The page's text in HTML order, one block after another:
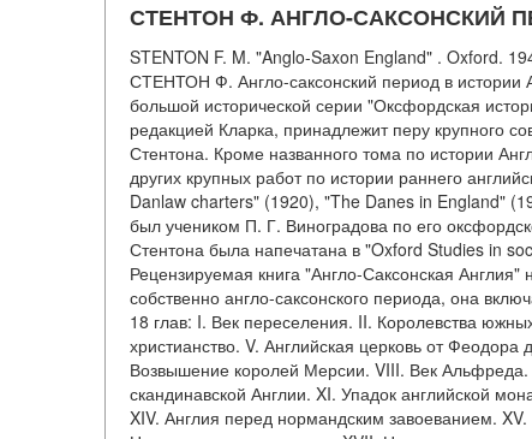
СТЕНТОН Ф. АНГЛО-САКСОНСКИЙ
STENTON F. M. "Anglo-Saxon England" . Oxford.
СТЕНТОН Ф. Англо-саксонский период в
большой исторической серии "Оксфордская
редакцией Кларка, принадлежит перу крупного
Стентона. Кроме названного тома по истории
других крупных работ по истории раннего
Danlaw charters" (1920), "The Danes in England"
был учеником П. Г. Виноградова по его
Стентона была напечатана в "Oxford Studies in
Рецензируемая книга "Англо-Саксонская
собственно англо-саксонского периода, она
18 глав: I. Век переселения. II. Королевства
христианство. V. Английская церковь от
Возвышение королей Мерсии. VIII. Век Альфреда.
скандинавской Англии. XI. Упадок английской
XIV. Англия перед нормандским завоеванием. XV.